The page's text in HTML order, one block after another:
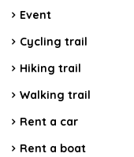
Event
Cycling trail
Hiking trail
Walking trail
Rent a car
Rent a boat